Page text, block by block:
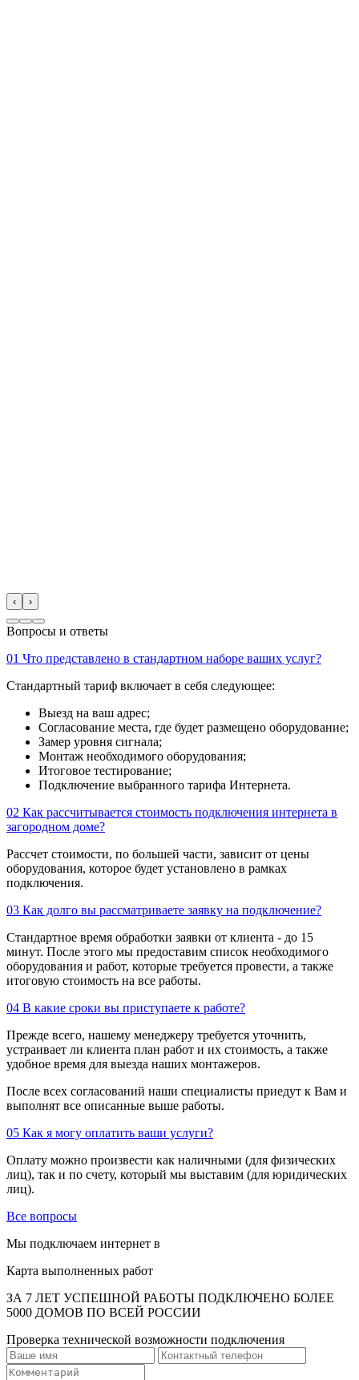
‹ ›
Вопросы и ответы
01 Что представлено в стандартном наборе ваших услуг?
Стандартный тариф включает в себя следующее:
Выезд на ваш адрес;
Согласование места, где будет размещено оборудование;
Замер уровня сигнала;
Монтаж необходимого оборудования;
Итоговое тестирование;
Подключение выбранного тарифа Интернета.
02 Как рассчитывается стоимость подключения интернета в
загородном доме?
Рассчет стоимости, по большей части, зависит от цены
оборудования, которое будет установлено в рамках
подключения.
03 Как долго вы рассматриваете заявку на подключение?
Стандартное время обработки заявки от клиента - до 15
минут. После этого мы предоставим список необходимого
оборудования и работ, которые требуется провести, а также
итоговую стоимость на все работы.
04 В какие сроки вы приступаете к работе?
Прежде всего, нашему менеджеру требуется уточнить,
устраивает ли клиента план работ и их стоимость, а также
удобное время для выезда наших монтажеров.
После всех согласований наши специалисты приедут к Вам и
выполнят все описанные выше работы.
05 Как я могу оплатить ваши услуги?
Оплату можно произвести как наличными (для физических
лиц), так и по счету, который мы выставим (для юридических
лиц).
Все вопросы
Мы подключаем интернет в
Карта выполненных работ
ЗА 7 ЛЕТ УСПЕШНОЙ РАБОТЫ ПОДКЛЮЧЕНО БОЛЕЕ
5000 ДОМОВ ПО ВСЕЙ РОССИИ
Проверка технической возможности подключения